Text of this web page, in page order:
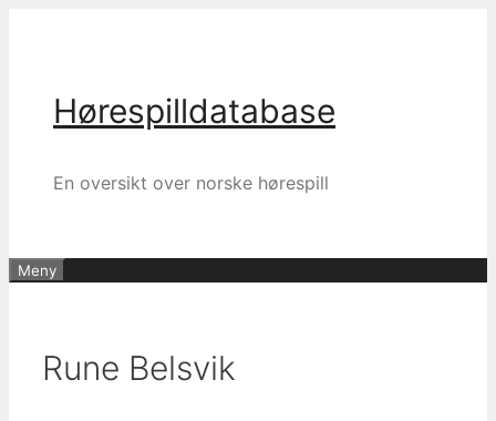
Hørespilldatabase
En oversikt over norske hørespill
Meny
Rune Belsvik